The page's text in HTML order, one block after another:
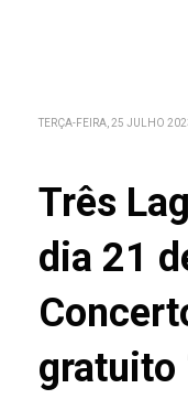
TERÇA-FEIRA, 25 JULHO
Três
dia 21
gratuito